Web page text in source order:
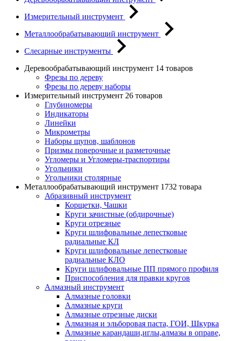
Измерительный инструмент
Металлообрабатывающий инструмент
Слесарные инструменты
Деревообрабатывающий инструмент 14 товаров
Фрезы по дереву
Фрезы по дереву наборы
Измерительный инструмент 26 товаров
Глубиномеры
Индикаторы
Линейки
Микрометры
Наборы щупов, шаблонов
Призмы поверочные и разметочные
Угломеры и Угломеры-траспортиры
Угольники
Угольники столярные
Металлообрабатывающий инструмент 1732 товара
Абразивный инструмент
Корщетки, Чашки
Круги зачистные (обдирочные)
Круги отрезные
Круги шлифовальные лепестковые
радиальные КЛ
Круги шлифовальные лепестковые
радиальные КЛО
Круги шлифовальные ПП прямого профиля
Приспособления для правки кругов
Алмазный инструмент
Алмазные головки
Алмазные круги
Алмазные отрезные диски
Алмазная и эльборовая паста, ГОИ, Шкурка
Алмазные карандаши,иглы,алмазы в оправе,